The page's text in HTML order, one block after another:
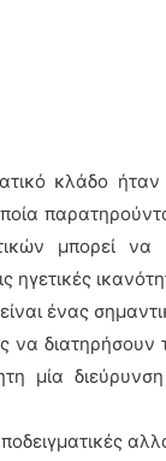
κλάδο ήταν
μπορεί να
ένας
να
μία